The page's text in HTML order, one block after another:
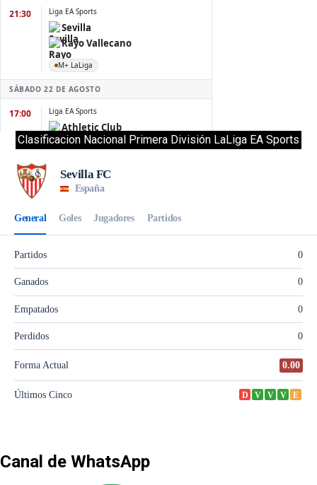
Clasificacion Nacional Primera División LaLiga EA Sports
Canal de WhatsApp